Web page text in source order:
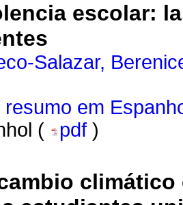
escolar:
Salazar,
resumo em
(
pdf )